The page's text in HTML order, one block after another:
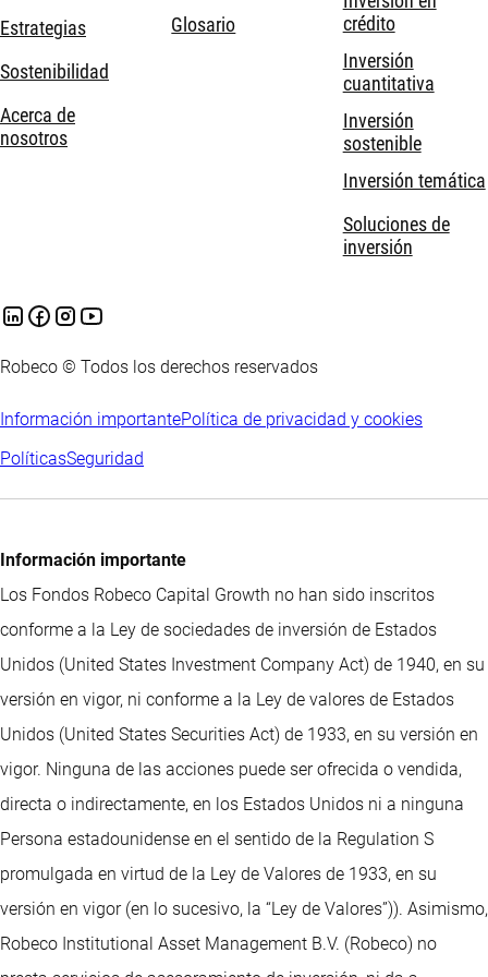
Estrategias
Sostenibilidad
Acerca de
nosotros
Glosario
crédito
Inversión
cuantitativa
Inversión
sostenible
Inversión temática
Soluciones de
inversión
Robeco © Todos los derechos reservados
Información importantePolítica de privacidad y cookies
PolíticasSeguridad
Información importante
Los Fondos Robeco Capital Growth no han sido inscritos
conforme a la Ley de sociedades de inversión de Estados
Unidos (United States Investment Company Act) de 1940, en su
versión en vigor, ni conforme a la Ley de valores de Estados
Unidos (United States Securities Act) de 1933, en su versión en
vigor. Ninguna de las acciones puede ser ofrecida o vendida,
directa o indirectamente, en los Estados Unidos ni a ninguna
Persona estadounidense en el sentido de la Regulation S
promulgada en virtud de la Ley de Valores de 1933, en su
versión en vigor (en lo sucesivo, la “Ley de Valores”)). Asimismo,
Robeco Institutional Asset Management B.V. (Robeco) no